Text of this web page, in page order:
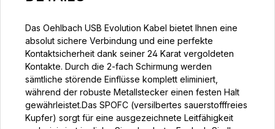
Das Oehlbach USB Evolution Kabel bietet Ihnen eine
absolut sichere Verbindung und eine perfekte
Kontaktsicherheit dank seiner 24 Karat vergoldeten
Kontakte. Durch die 2-fach Schirmung werden
sämtliche störende Einflüsse komplett eliminiert,
während der robuste Metallstecker einen festen Halt
gewährleistet.Das SPOFC (versilbertes sauerstofffreies
Kupfer) sorgt für eine ausgezeichnete Leitfähigkeit